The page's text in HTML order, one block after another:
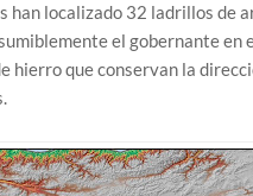
han localizado 32 ladrillos de
el gobernante
hierro que conservan la